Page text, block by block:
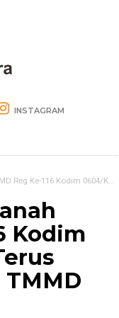
INSTAGRAM
Terus Dibangun Satgas TMMD Reguler Ke-116
Kodim